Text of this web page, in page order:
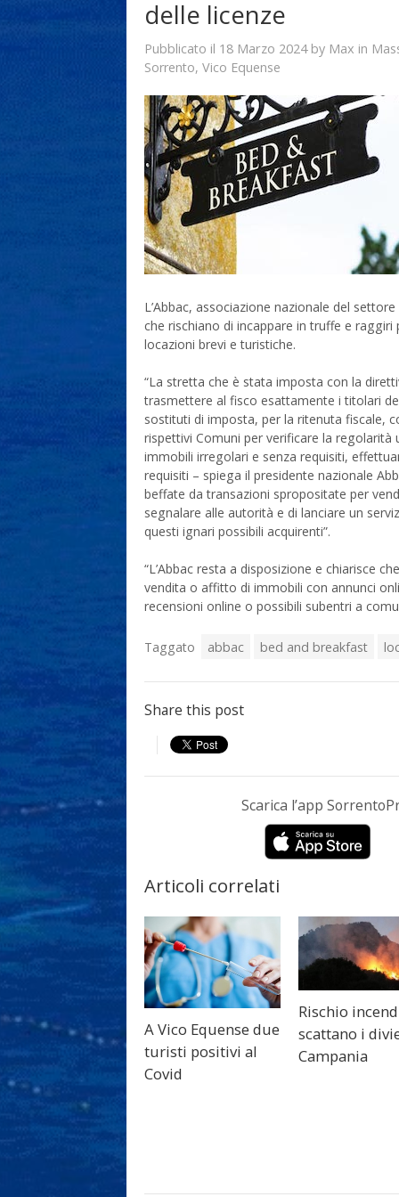
delle licenze
Pubblicato il 18 Marzo 2024by Max in
Sorrento, Vico Equense
L’Abbac, associazione nazionale del
che rischiano di incappare in truffe e
locazioni brevi e turistiche.
“La stretta che è stata imposta con la
trasmettere al fisco esattamente i titolari
sostituti di imposta, per la ritenuta fiscale,
rispettivi Comuni per verificare la
immobili irregolari e senza requisiti,
requisiti – spiega il presidente nazionale
beffate da transazioni spropositate per
segnalare alle autorità e di lanciare un
questi ignari possibili acquirenti”.
“L’Abbac resta a disposizione e chiarisce
vendita o affitto di immobili con annunci
recensioni online o possibili subentri a
Taggato abbac bed and breakfast
Share this post
Scarica l’app
Articoli correlati
A Vico Equense due
turisti positivi al
Covid
Rischio
scattano i
Campania